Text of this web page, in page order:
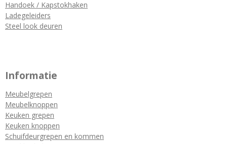
Handoek / Kapstokhaken
Ladegeleiders
Steel look deuren
Informatie
Meubelgrepen
Meubelknoppen
Keuken grepen
Keuken knoppen
Schuifdeurgrepen en kommen